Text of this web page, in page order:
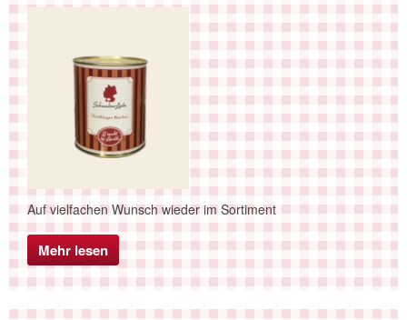
Auf vielfachen Wunsch wieder im Sortiment
Mehr lesen